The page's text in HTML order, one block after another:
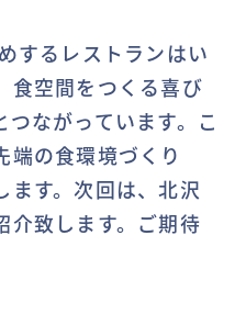
するレストランはい
食空間をつくる喜び
ながっています。こ
端の食環境づくり
ます。次回は、北沢
介致します。ご期待